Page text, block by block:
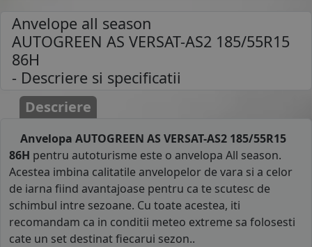
Anvelope all season
AUTOGREEN AS VERSAT-AS2 185/55R15
86H
- Descriere si specificatii
Descriere
Anvelopa AUTOGREEN AS VERSAT-AS2 185/55R15
86H pentru autoturisme este o anvelopa All season.
Acestea imbina calitatile anvelopelor de vara si a celor
de iarna fiind avantajoase pentru ca te scutesc de
schimbul intre sezoane. Cu toate acestea, iti
recomandam ca in conditii meteo extreme sa folosesti
cate un set destinat fiecarui sezon..